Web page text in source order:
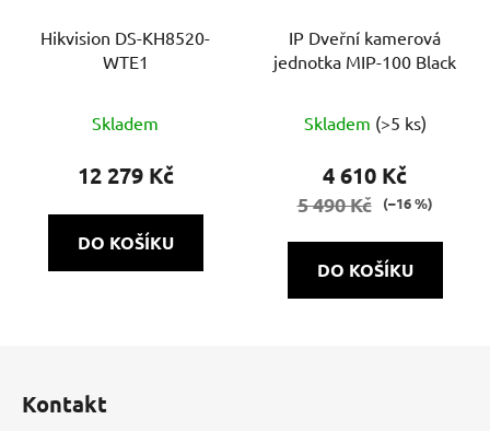
Hikvision DS-KH8520-
WTE1
Skladem
12 279 Kč
DO KOŠÍKU
IP Dveřní kamerová
jednotka MIP-100 Black
Skladem (>5 ks)
4 610 Kč
5 490 Kč (–16 %)
DO KOŠÍKU
Kontakt